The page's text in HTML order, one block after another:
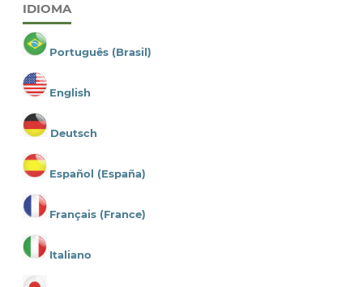
IDIOMA
Português (Brasil)
English
Deutsch
Español (España)
Français (France)
Italiano